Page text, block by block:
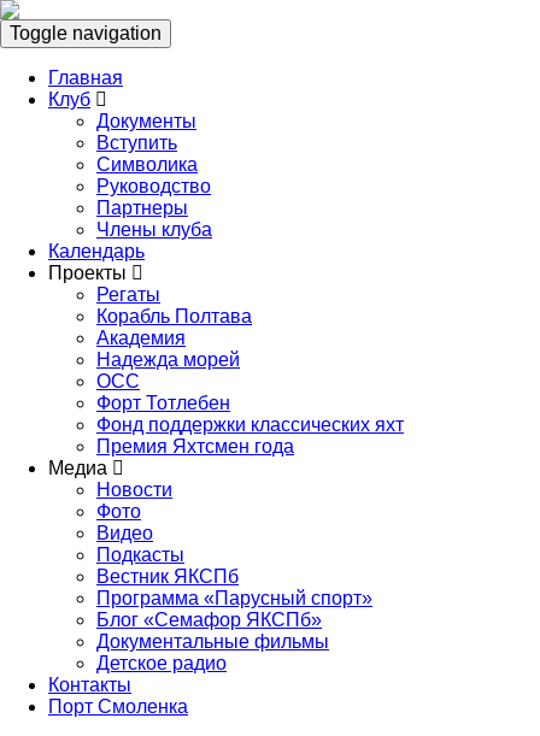
Toggle navigation
Главная
Клуб
Документы
Вступить
Символика
Руководство
Партнеры
Члены клуба
Календарь
Проекты
Регаты
Корабль Полтава
Академия
Надежда морей
ОСС
Форт Тотлебен
Фонд поддержки классических яхт
Премия Яхтсмен года
Медиа
Новости
Фото
Видео
Подкасты
Вестник ЯКСПб
Программа «Парусный спорт»
Блог «Семафор ЯКСПб»
Документальные фильмы
Детское радио
Контакты
Порт Смоленка